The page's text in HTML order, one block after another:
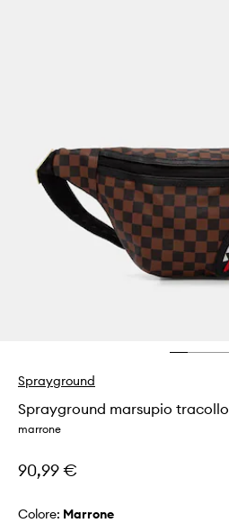
Sprayground
Sprayground marsupio tracollo
marrone
90,99 €
Colore: marrone